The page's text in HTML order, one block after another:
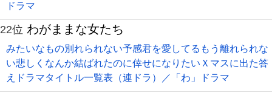
ドラマ
22位 わがままな女たち
みたいなもの別れられない予感君を愛してるもう離れられな
い悲しくなんか結ばれたのに倖せになりたいＸマスに出た答
えドラマタイトル一覧表（連ドラ）／「わ」ドラマ